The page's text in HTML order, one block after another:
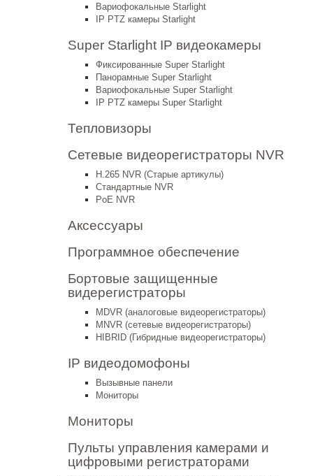
Вариофокальные Starlight
IP PTZ камеры Starlight
Super Starlight IP видеокамеры
Фиксированные Super Starlight
Панорамные Super Starlight
Вариофокальные Super Starlight
IP PTZ камеры Super Starlight
Тепловизоры
Сетевые видеорегистраторы NVR
H.265 NVR (Старые артикулы)
Стандартные NVR
PoE NVR
Аксессуары
Программное обеспечение
Бортовые защищенные
видерегистраторы
MDVR (аналоговые видеорегистраторы)
MNVR (сетевые видеорегистраторы)
HIBRID (Гибридные видеорегистраторы)
IP видеодомофоны
Вызывные панели
Мониторы
Мониторы
Пульты управления камерами и
цифровыми регистраторами